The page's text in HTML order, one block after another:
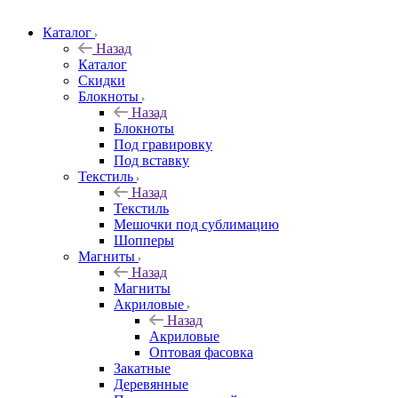
Каталог
Назад
Каталог
Скидки
Блокноты
Назад
Блокноты
Под гравировку
Под вставку
Текстиль
Назад
Текстиль
Мешочки под сублимацию
Шопперы
Магниты
Назад
Магниты
Акриловые
Назад
Акриловые
Оптовая фасовка
Закатные
Деревянные